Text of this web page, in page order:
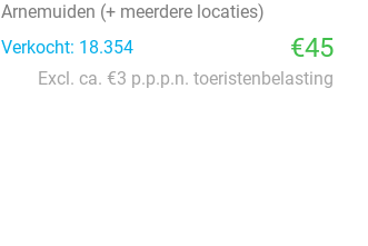
Arnemuiden (+ meerdere locaties)
Verkocht: 18.354
€45
Excl. ca. €3 p.p.p.n. toeristenbelasting